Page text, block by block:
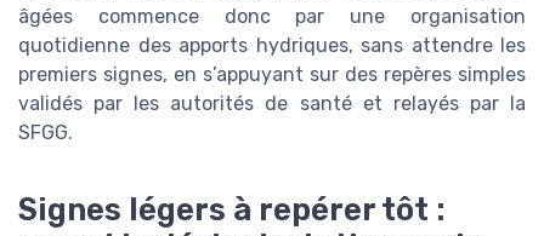
âgées commence donc par une organisation
quotidienne des apports hydriques, sans attendre les
premiers signes, en s’appuyant sur des repères simples
validés par les autorités de santé et relayés par la
SFGG.
Signes légers à repérer tôt :